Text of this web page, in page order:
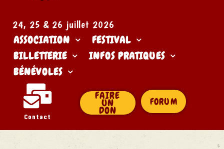
24, 25 & 26 juillet 2026​
ASSOCIATION
FESTIVAL
BILLETTERIE
INFOS PRATIQUES
BÉNÉVOLES
Contact
FAIRE
UN
DON
FORUM